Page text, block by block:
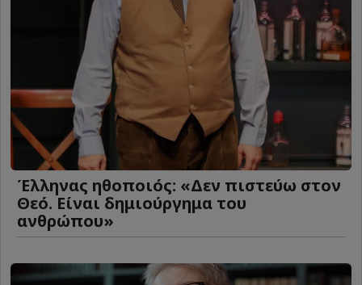
Έλληνας ηθοποιός: «Δεν πιστεύω στον
Θεό. Είναι δημιούργημα του
ανθρώπου»